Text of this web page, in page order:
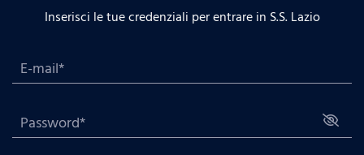
Inserisci le tue credenziali per entrare in S.S. Lazio